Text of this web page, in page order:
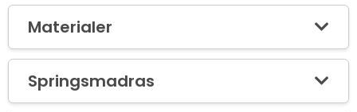
Materialer
Springsmadras